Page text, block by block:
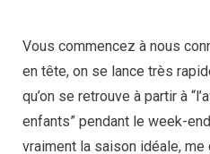
Vous commencez à nous
en tête, on se lance très
qu’on se retrouve à partir à
enfants” pendant le week-
vraiment la saison idéale,